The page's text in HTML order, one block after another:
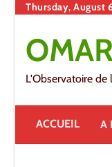
Skip
content
Thursday, August
L'Observatoire de
ACCUEIL A